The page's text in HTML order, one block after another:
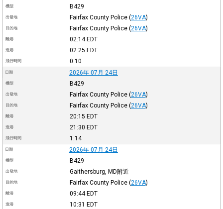
機型 B429
出發地 Fairfax County Police (26VA)
目的地 Fairfax County Police (26VA)
離港 02:14 EDT
進港 02:25 EDT
飛行時間 0:10
日期 2026年 07月 24日
機型 B429
出發地 Fairfax County Police (26VA)
目的地 Fairfax County Police (26VA)
離港 20:15 EDT
進港 21:30 EDT
飛行時間 1:14
日期 2026年 07月 24日
機型 B429
出發地 Gaithersburg, MD附近
目的地 Fairfax County Police (26VA)
離港 09:44 EDT
進港 10:31 EDT